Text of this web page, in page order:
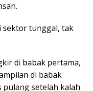
sektor tunggal, tak
di babak pertama,
di babak
pulang setelah kalah